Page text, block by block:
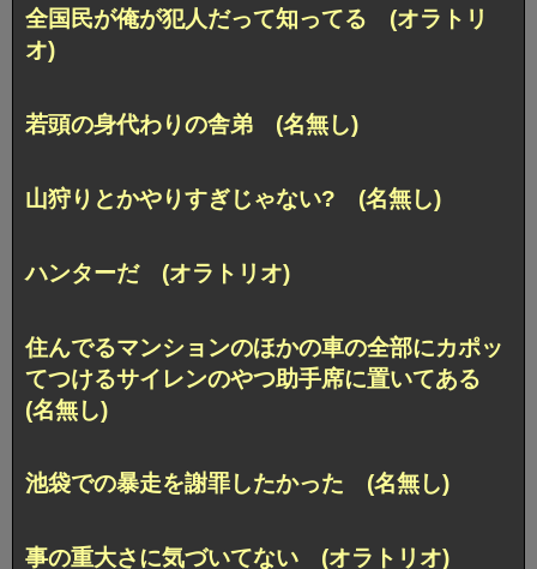
全国民が俺が犯人だって知ってる (オラトリ
オ)
若頭の身代わりの舎弟 (名無し)
山狩りとかやりすぎじゃない? (名無し)
ハンターだ (オラトリオ)
住んでるマンションのほかの車の全部にカポッ
てつけるサイレンのやつ助手席に置いてある
(名無し)
池袋での暴走を謝罪したかった (名無し)
事の重大さに気づいてない (オラトリオ)